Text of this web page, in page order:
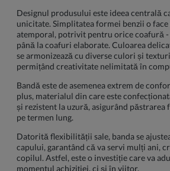
Designul produsului este ideea centrală
unicitate. Simplitatea formei benzii o face
atemporal, potrivit pentru orice coafură
până la coafuri elaborate. Culoarea
se armonizează cu diverse culori și
permițând creativitate nelimitată în
Bandă este de asemenea extrem de
plus, materialul din care este
și rezistent la uzură, asigurând
pe termen lung.
Datorită flexibilității sale, banda se
capului, garantând că va servi mulți ani,
copilul. Astfel, este o investiție care va
momentul achiziției, ci și în viitor.